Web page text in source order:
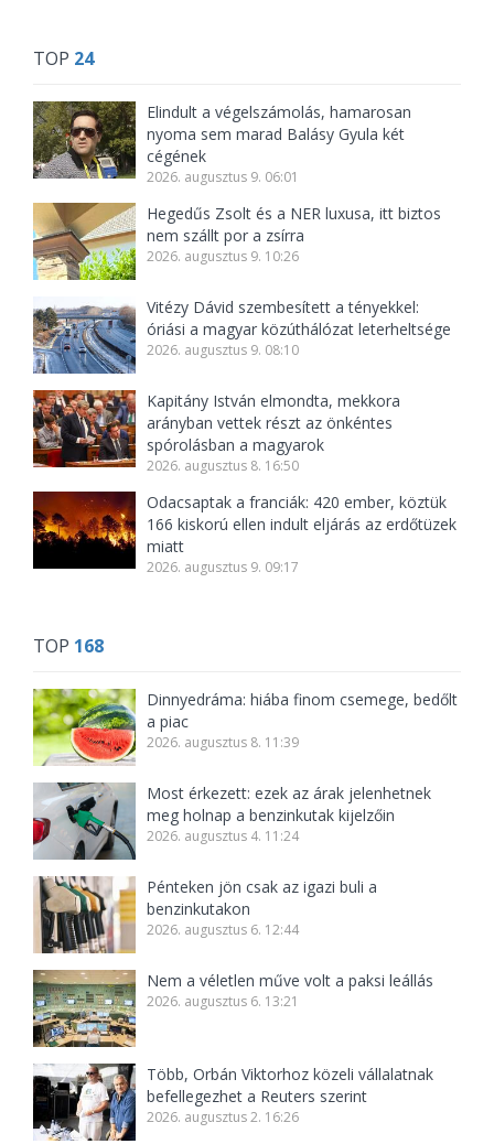
TOP 24
Elindult a végelszámolás, hamarosan
nyoma sem marad Balásy Gyula két
cégének
2026. augusztus 9. 06:01
Hegedűs Zsolt és a NER luxusa, itt biztos
nem szállt por a zsírra
2026. augusztus 9. 10:26
Vitézy Dávid szembesített a tényekkel:
óriási a magyar közúthálózat leterheltsége
2026. augusztus 9. 08:10
Kapitány István elmondta, mekkora
arányban vettek részt az önkéntes
spórolásban a magyarok
2026. augusztus 8. 16:50
Odacsaptak a franciák: 420 ember, köztük
166 kiskorú ellen indult eljárás az erdőtüzek
miatt
2026. augusztus 9. 09:17
TOP 168
Dinnyedráma: hiába finom csemege, bedőlt
a piac
2026. augusztus 8. 11:39
Most érkezett: ezek az árak jelenhetnek
meg holnap a benzinkutak kijelzőin
2026. augusztus 4. 11:24
Pénteken jön csak az igazi buli a
benzinkutakon
2026. augusztus 6. 12:44
Nem a véletlen műve volt a paksi leállás
2026. augusztus 6. 13:21
Több, Orbán Viktorhoz közeli vállalatnak
befellegezhet a Reuters szerint
2026. augusztus 2. 16:26